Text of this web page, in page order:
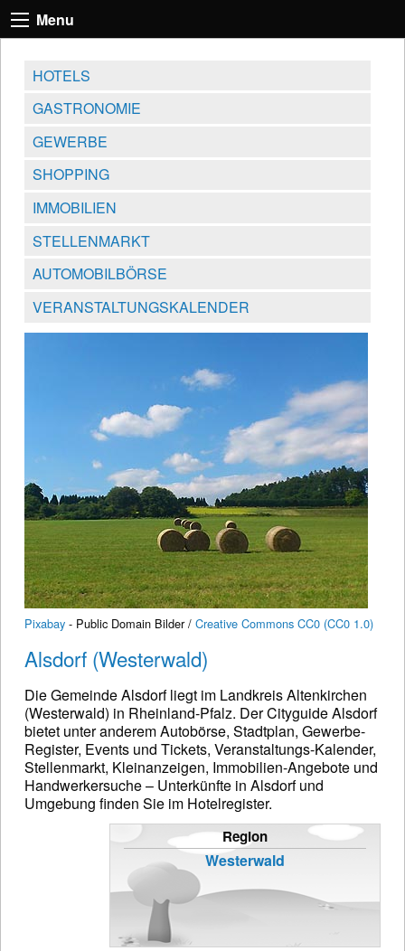
Menu
HOTELS
GASTRONOMIE
GEWERBE
SHOPPING
IMMOBILIEN
STELLENMARKT
AUTOMOBILBÖRSE
VERANSTALTUNGSKALENDER
Pixabay - Public Domain Bilder / Creative Commons CC0 (CC0 1.0)
Alsdorf (Westerwald)
Die Gemeinde Alsdorf liegt im Landkreis Altenkirchen
(Westerwald) in Rheinland-Pfalz. Der Cityguide Alsdorf
bietet unter anderem Autobörse, Stadtplan, Gewerbe-
Register, Events und Tickets, Veranstaltungs-Kalender,
Stellenmarkt, Kleinanzeigen, Immobilien-Angebote und
Handwerkersuche – Unterkünfte in Alsdorf und
Umgebung finden Sie im Hotelregister.
Region
Westerwald